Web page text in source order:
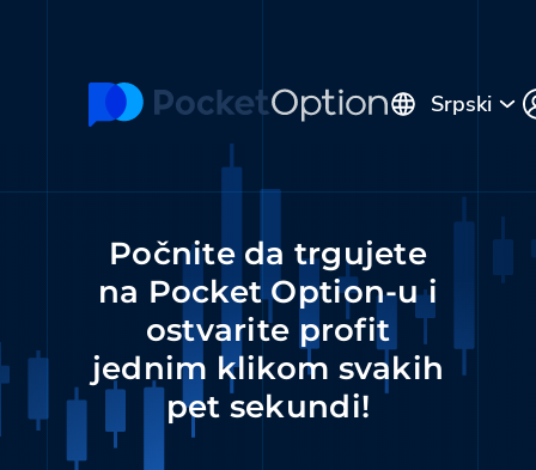
Srpski
Indonesia
Français
ไทย
Deutsch
Tiếng Việt
العربية
Melayu
中文
Türkçe
日本語
한국어
Română
Počnite da trgujete
na Pocket Option-u i
ostvarite profit
jednim klikom svakih
pet sekundi!